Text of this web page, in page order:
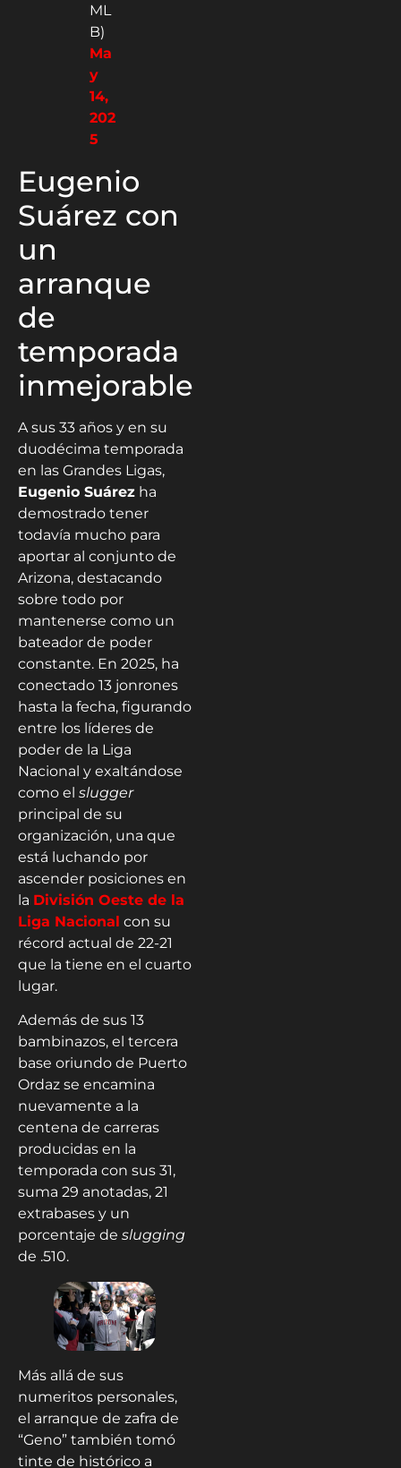
ML
B)
Ma
y
14,
202
5
Eugenio
Suárez con
un
arranque
de
temporada
inmejorable
A sus 33 años y en su
duodécima temporada
en las Grandes Ligas,
Eugenio Suárez ha
demostrado tener
todavía mucho para
aportar al conjunto de
Arizona, destacando
sobre todo por
mantenerse como un
bateador de poder
constante. En 2025, ha
conectado 13 jonrones
hasta la fecha, figurando
entre los líderes de
poder de la Liga
Nacional y exaltándose
como el slugger
principal de su
organización, una que
está luchando por
ascender posiciones en
la División Oeste de la
Liga Nacional con su
récord actual de 22-21
que la tiene en el cuarto
lugar.
Además de sus 13
bambinazos, el tercera
base oriundo de Puerto
Ordaz se encamina
nuevamente a la
centena de carreras
producidas en la
temporada con sus 31,
suma 29 anotadas, 21
extrabases y un
porcentaje de slugging
de .510.
Más allá de sus
numeritos personales,
el arranque de zafra de
“Geno” también tomó
tinte de histórico a